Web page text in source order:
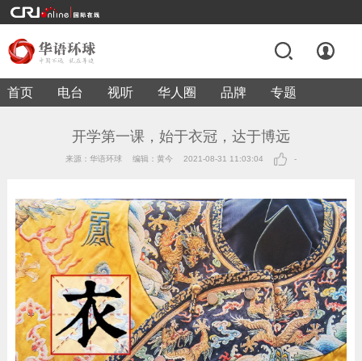
首页 电台 视听 华人圈 品牌 专题
开学第一课，始于衣冠，达于博远
来源：华语环球 编辑：黄今 2021-08-31 11:03:04 -